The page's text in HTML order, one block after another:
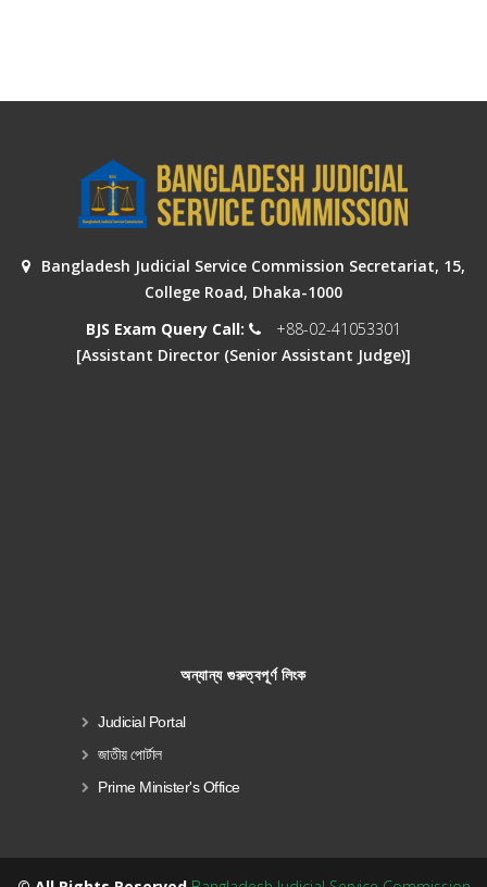
Bangladesh Judicial Service Commission Secretariat, 15,
College Road, Dhaka-1000
BJS Exam Query Call:
+88-02-41053301
[Assistant Director (Senior Assistant Judge)]
অন্যান্য গুরুত্বপূর্ণ লিংক
Judicial Portal
জাতীয় পোর্টাল
Prime Minister's Office